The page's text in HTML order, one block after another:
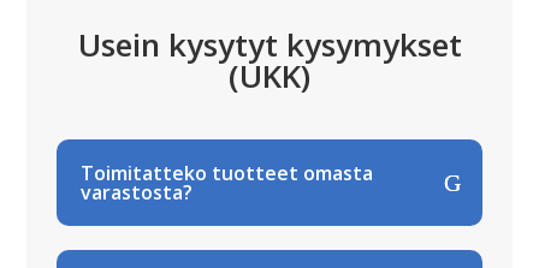
Usein kysytyt kysymykset
(UKK)
Toimitatteko tuotteet omasta
varastosta?